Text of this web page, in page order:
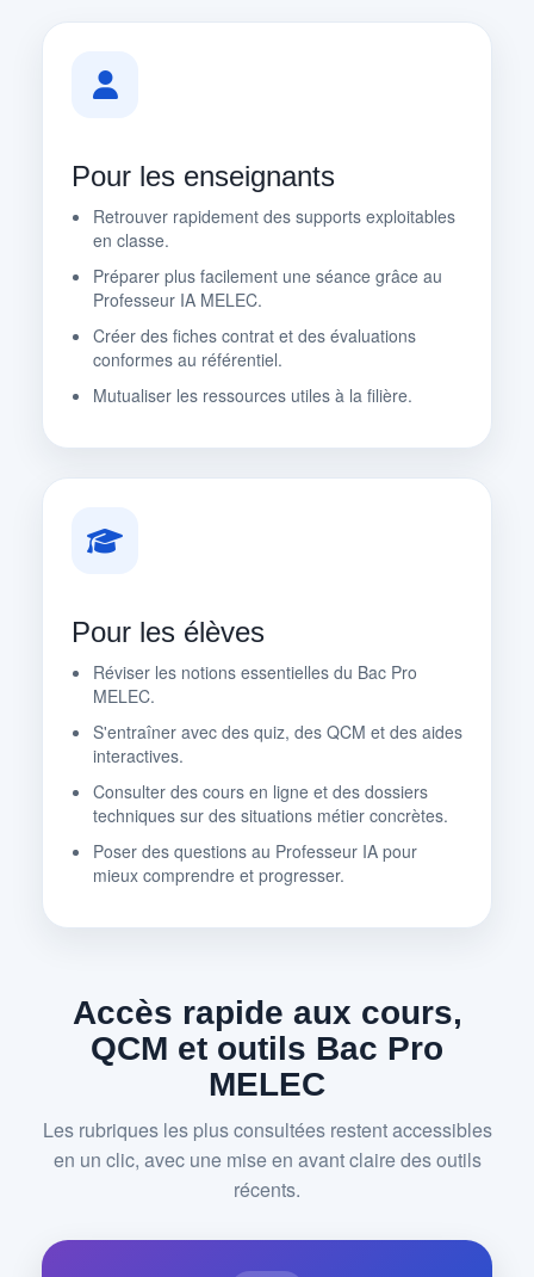
Pour les enseignants
Retrouver rapidement des supports exploitables
en classe.
Préparer plus facilement une séance grâce au
Professeur IA MELEC.
Créer des fiches contrat et des évaluations
conformes au référentiel.
Mutualiser les ressources utiles à la filière.
Pour les élèves
Réviser les notions essentielles du Bac Pro
MELEC.
S'entraîner avec des quiz, des QCM et des aides
interactives.
Consulter des cours en ligne et des dossiers
techniques sur des situations métier concrètes.
Poser des questions au Professeur IA pour
mieux comprendre et progresser.
Accès rapide aux cours,
QCM et outils Bac Pro
MELEC
Les rubriques les plus consultées restent accessibles
en un clic, avec une mise en avant claire des outils
récents.